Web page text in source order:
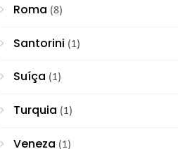
Roma (8)
Santorini (1)
Suíça (1)
Turquia (1)
Veneza (1)